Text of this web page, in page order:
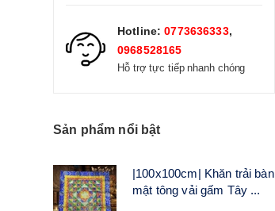
Hotline:0773636333,
0968528165
Hỗ trợ tực tiếp nhanh chóng
Sản phẩm nổi bật
|100x100cm| Khăn trải bàn
mật tông vải gấm Tây ...